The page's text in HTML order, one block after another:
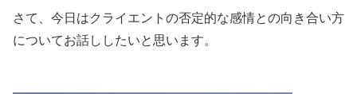
さて、今日はクライエントの否定的な感情との向き合い方
についてお話ししたいと思います。